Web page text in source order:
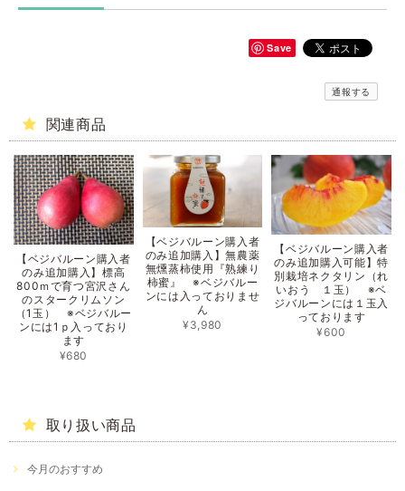
Save
通報する
関連商品
【ベジバルーン購入者
のみ追加購入】標高
800ｍで育つ宮沢さん
のスタークリムソン
（1玉） ※ベジバルー
ンには1ｐ入っており
ます
¥680
【ベジバルーン購入者
のみ追加購入】無農薬
無燻蒸柿使用『熟練り
柿蜜』 ※ベジバルー
ンには入っておりませ
ん
¥3,980
【ベジバルーン購入者
のみ追加購入可能】特
別栽培ネクタリン（れ
いおう １玉） ※ベ
ジバルーンには１玉入
っております
¥600
取り扱い商品
今月のおすすめ